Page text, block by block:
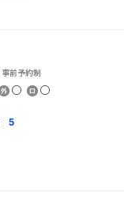
事前予約制
5